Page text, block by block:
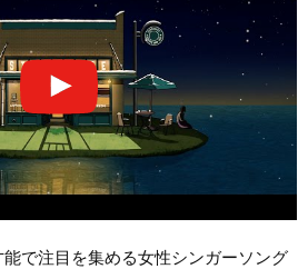
で注目を集める女性シンガーソング